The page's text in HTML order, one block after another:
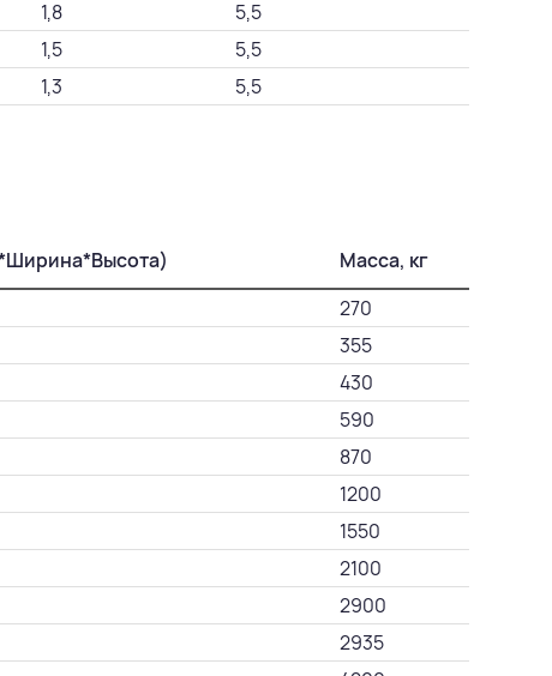
1,8
5,5
1,5
5,5
1,3 5,5
Масса, кг
270
355
430
590
870
1200
1550
2100
2900
2935